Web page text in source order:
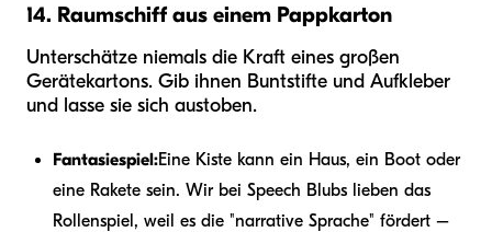
14. Raumschiff aus einem Pappkarton
Unterschätze niemals die Kraft eines großen
Gerätekartons. Gib ihnen Buntstifte und Aufkleber
und lasse sie sich austoben.
Fantasiespiel:Eine Kiste kann ein Haus, ein Boot oder
eine Rakete sein. Wir bei Speech Blubs lieben das
Rollenspiel, weil es die "narrative Sprache" fördert –